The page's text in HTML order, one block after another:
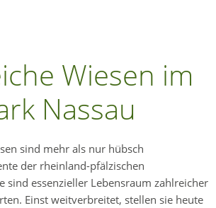
Wiesen im
Nassau
sind mehr als nur hübsch
der rheinland-pfälzischen
sind essenzieller Lebensraum zahlreicher
Einst weitverbreitet, stellen sie heute